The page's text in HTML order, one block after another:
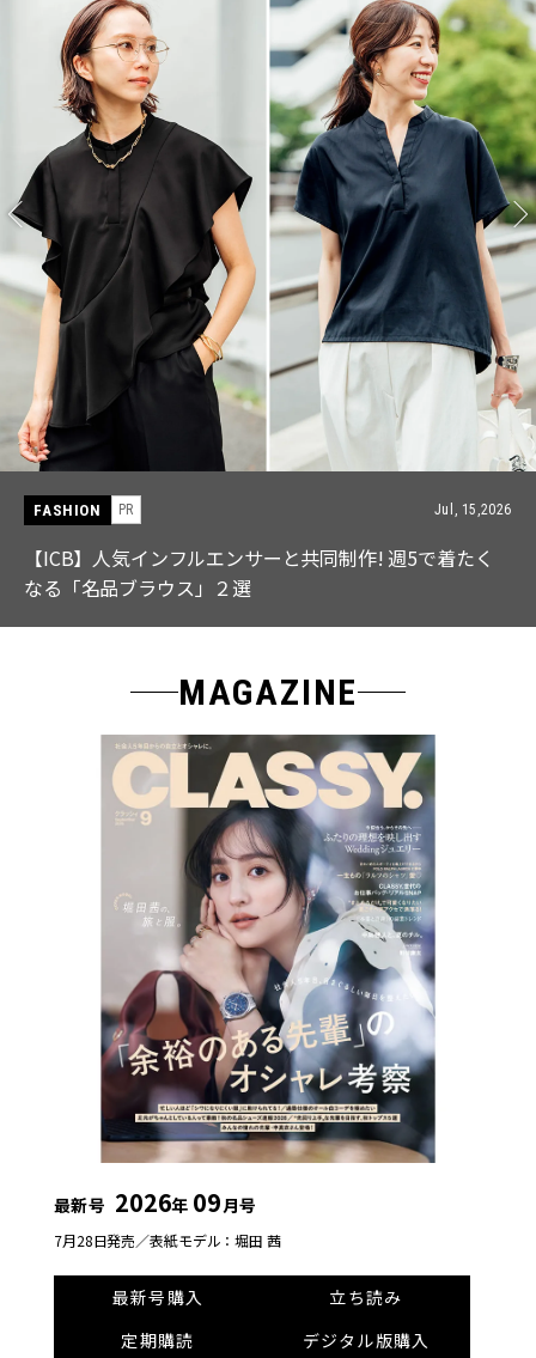
FASHION PR Jul, 15,2026
【ICB】人気インフルエンサーと共同制作! 週5で着たく
なる「名品ブラウス」２選
MAGAZINE
最新号 2026年 09月号
7月28日発売／表紙モデル：堀田 茜
最新号購入
立ち読み
定期購読
デジタル版購入